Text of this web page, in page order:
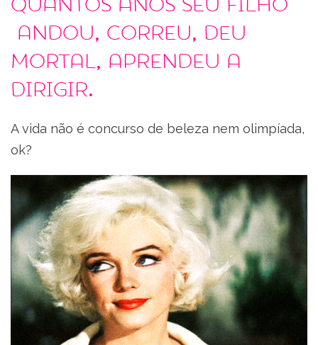
andou, correu, deu
mortal, aprendeu a
dirigir.
A vida não é concurso de beleza nem olimpíada,
ok?